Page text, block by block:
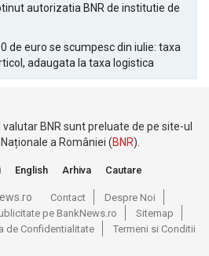
autorizatia BNR de institutie de
de euro se scumpesc din iulie: taxa
adaugata la taxa logistica
BNR sunt preluate de pe site-ul
a României (BNR).
English Arhiva Cautare
Contact
Despre Noi
pe BankNews.ro
Sitemap
de Confidentialitate Termeni si Conditii